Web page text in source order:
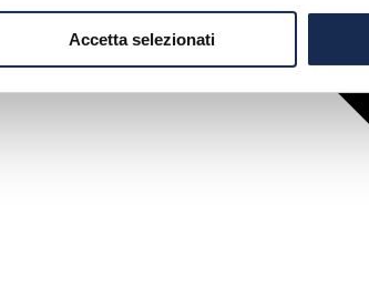
Accetta selezionati